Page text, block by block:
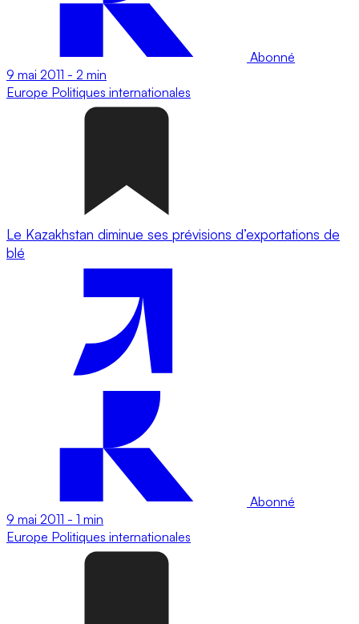
Abonné
9 mai 2011 - 2 min
Europe Politiques internationales
Le Kazakhstan diminue ses prévisions d’exportations de
blé
Abonné
9 mai 2011 - 1 min
Europe Politiques internationales